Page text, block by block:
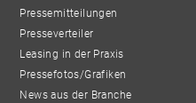
Pressemitteilungen
Presseverteiler
Leasing in der Praxis
Pressefotos/Grafiken
News aus der Branche